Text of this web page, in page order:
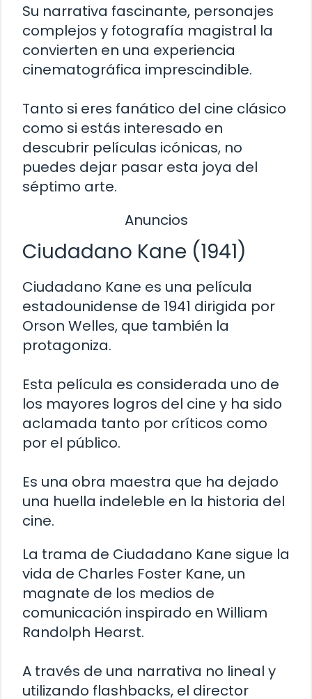
Su narrativa fascinante, personajes
complejos y fotografía magistral la
convierten en una experiencia
cinematográfica imprescindible.
Tanto si eres fanático del cine clásico
como si estás interesado en
descubrir películas icónicas, no
puedes dejar pasar esta joya del
séptimo arte.
Anuncios
Ciudadano Kane (1941)
Ciudadano Kane es una película
estadounidense de 1941 dirigida por
Orson Welles, que también la
protagoniza.
Esta película es considerada uno de
los mayores logros del cine y ha sido
aclamada tanto por críticos como
por el público.
Es una obra maestra que ha dejado
una huella indeleble en la historia del
cine.
La trama de Ciudadano Kane sigue la
vida de Charles Foster Kane, un
magnate de los medios de
comunicación inspirado en William
Randolph Hearst.
A través de una narrativa no lineal y
utilizando flashbacks, el director